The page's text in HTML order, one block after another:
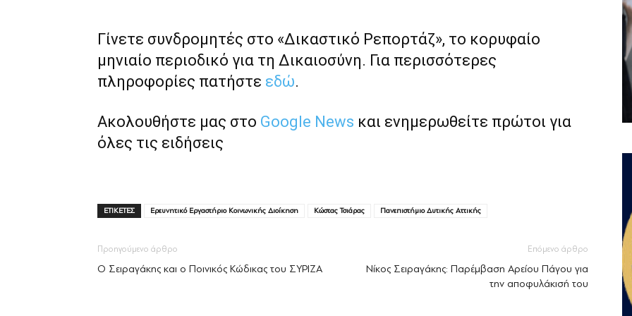
Γίνετε συνδρομητές στο «Δικαστικό Ρεπορτάζ», το κορυφαίο
μηνιαίο περιοδικό για τη Δικαιοσύνη. Για περισσότερες
πληροφορίες πατήστε εδώ.
Ακολουθήστε μας στο Google News και ενημερωθείτε πρώτοι για
όλες τις ειδήσεις
ΕΤΙΚΕΤΕΣ Ερευνητικό Εργαστήριο Κοινωνικής Διοίκηση Κώστας Τσιάρας Πανεπιστήμιο Δυτικής Αττικής
Προηγούμενο άρθρο
Ο Σειραγάκης και ο Ποινικός Κώδικας του ΣΥΡΙΖΑ
Επόμενο άρθρο
Νίκος Σειραγάκης: Παρέμβαση Αρείου Πάγου για
την αποφυλάκισή του